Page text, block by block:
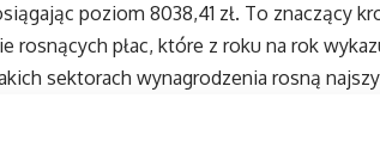
poziom 8038,41 zł. To znaczący
rosnących płac, które z roku na rok
sektorach wynagrodzenia rosną